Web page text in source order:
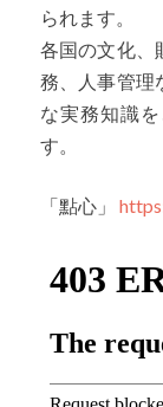
られます。
各国の文化、
務、人事管理
な実務知識
す。
「點心」